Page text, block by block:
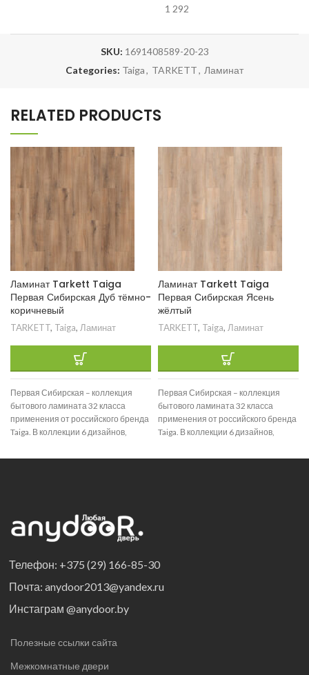
1 292
SKU: 1691408589-20-23
Categories: Taiga, TARKETT, Ламинат
RELATED PRODUCTS
Ламинат Tarkett Taiga
Первая Сибирская Дуб тёмно-
коричневый
TARKETT, Taiga, Ламинат
Первая Сибирская – коллекция
бытового ламината 32 класса
применения от российского бренда
Taiga. В коллекции 6 дизайнов,
популярные
Ламинат Tarkett Taiga
Первая Сибирская Ясень
жёлтый
TARKETT, Taiga, Ламинат
Первая Сибирская – коллекция
бытового ламината 32 класса
применения от российского бренда
Taiga. В коллекции 6 дизайнов,
популярные
Телефон: +375 (29) 166-85-30
Почта: anydoor2013@yandex.ru
Инстаграм @anydoor.by
Полезные ссылки сайта
Межкомнатные двери